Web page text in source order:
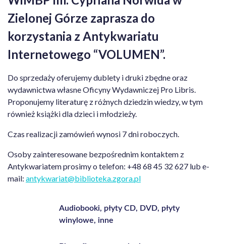
Zielonej Górze zaprasza do
korzystania z Antykwariatu
Internetowego “VOLUMEN”.
Do sprzedaży oferujemy dublety i druki zbędne oraz
wydawnictwa własne Oficyny Wydawniczej Pro Libris.
Proponujemy literaturę z różnych dziedzin wiedzy, w tym
również książki dla dzieci i młodzieży.
Czas realizacji zamówień wynosi 7 dni roboczych.
Osoby zainteresowane bezpośrednim kontaktem z
Antykwariatem prosimy o telefon: +48 68 45 32 627 lub e-
mail: antykwariat@biblioteka.zgora.pl
Audiobooki, płyty CD, DVD, płyty
winylowe, inne